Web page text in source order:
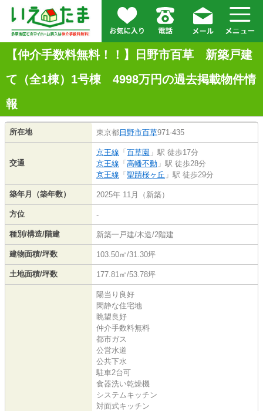
【仲介手数料無料！！】日野市百草 新築戸建
て（全1棟）1号棟 4998万円の過去掲載物件情
報
所在地 東京都 日野市百草971-435
交通
京王線 「 百草園 」駅 徒歩17分
京王線 「 高幡不動 」駅 徒歩28分
京王線 「 聖蹟桜ヶ丘 」駅 徒歩29分
築年月（築年数） 2025年 11月（新築）
方位 -
種別/構造/階建 新築一戸建/木造/2階建
建物面積/坪数 103.50㎡/31.30坪
土地面積/坪数 177.81㎡/53.78坪
陽当り良好
閑静な住宅地
眺望良好
仲介手数料無料
都市ガス
公営水道
公共下水
駐車2台可
食器洗い乾燥機
システムキッチン
対面式キッチン